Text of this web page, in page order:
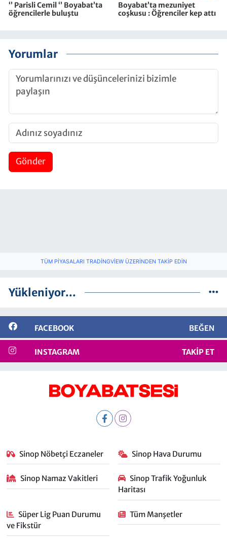
‘’ Parisli Cemil ‘’ Boyabat’ta
öğrencilerle buluştu
Boyabat’ta mezuniyet
coşkusu : Öğrenciler kep attı
Yorumlar
Gönder
TÜM PIYASALARI TRADINGVIEW ÜZERINDEN TAKIP EDIN
Yükleniyor...
FACEBOOK BEĞEN
INSTAGRAM TAKIP ET
Sinop Nöbetçi Eczaneler Sinop Hava Durumu
Sinop Namaz Vakitleri
Sinop Trafik Yoğunluk
Haritası
Süper Lig Puan Durumu
ve Fikstür
Tüm Manşetler